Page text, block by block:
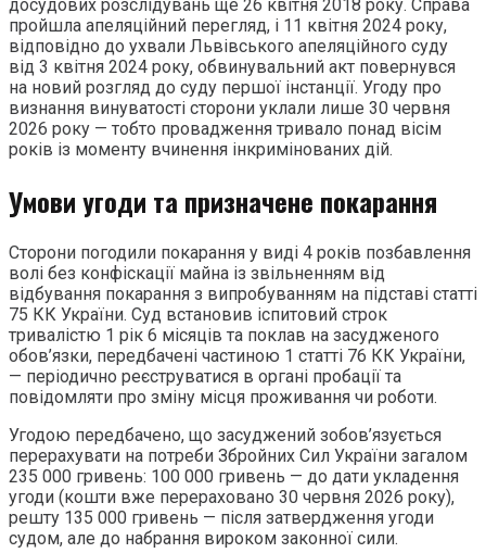
досудових розслідувань ще 26 квітня 2018 року. Справа
пройшла апеляційний перегляд, і 11 квітня 2024 року,
відповідно до ухвали Львівського апеляційного суду
від 3 квітня 2024 року, обвинувальний акт повернувся
на новий розгляд до суду першої інстанції. Угоду про
визнання винуватості сторони уклали лише 30 червня
2026 року — тобто провадження тривало понад вісім
років із моменту вчинення інкримінованих дій.
Умови угоди та призначене покарання
Сторони погодили покарання у виді 4 років позбавлення
волі без конфіскації майна із звільненням від
відбування покарання з випробуванням на підставі статті
75 КК України. Суд встановив іспитовий строк
тривалістю 1 рік 6 місяців та поклав на засудженого
обов’язки, передбачені частиною 1 статті 76 КК України,
— періодично реєструватися в органі пробації та
повідомляти про зміну місця проживання чи роботи.
Угодою передбачено, що засуджений зобов’язується
перерахувати на потреби Збройних Сил України загалом
235 000 гривень: 100 000 гривень — до дати укладення
угоди (кошти вже перераховано 30 червня 2026 року),
решту 135 000 гривень — після затвердження угоди
судом, але до набрання вироком законної сили.